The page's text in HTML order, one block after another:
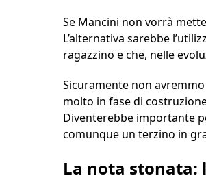
Se Mancini non vorrà
L’alternativa sarebbe
ragazzino e che, nelle
Sicuramente non
molto in fase di
Diventerebbe importante
comunque un terzino in
La nota stonata: